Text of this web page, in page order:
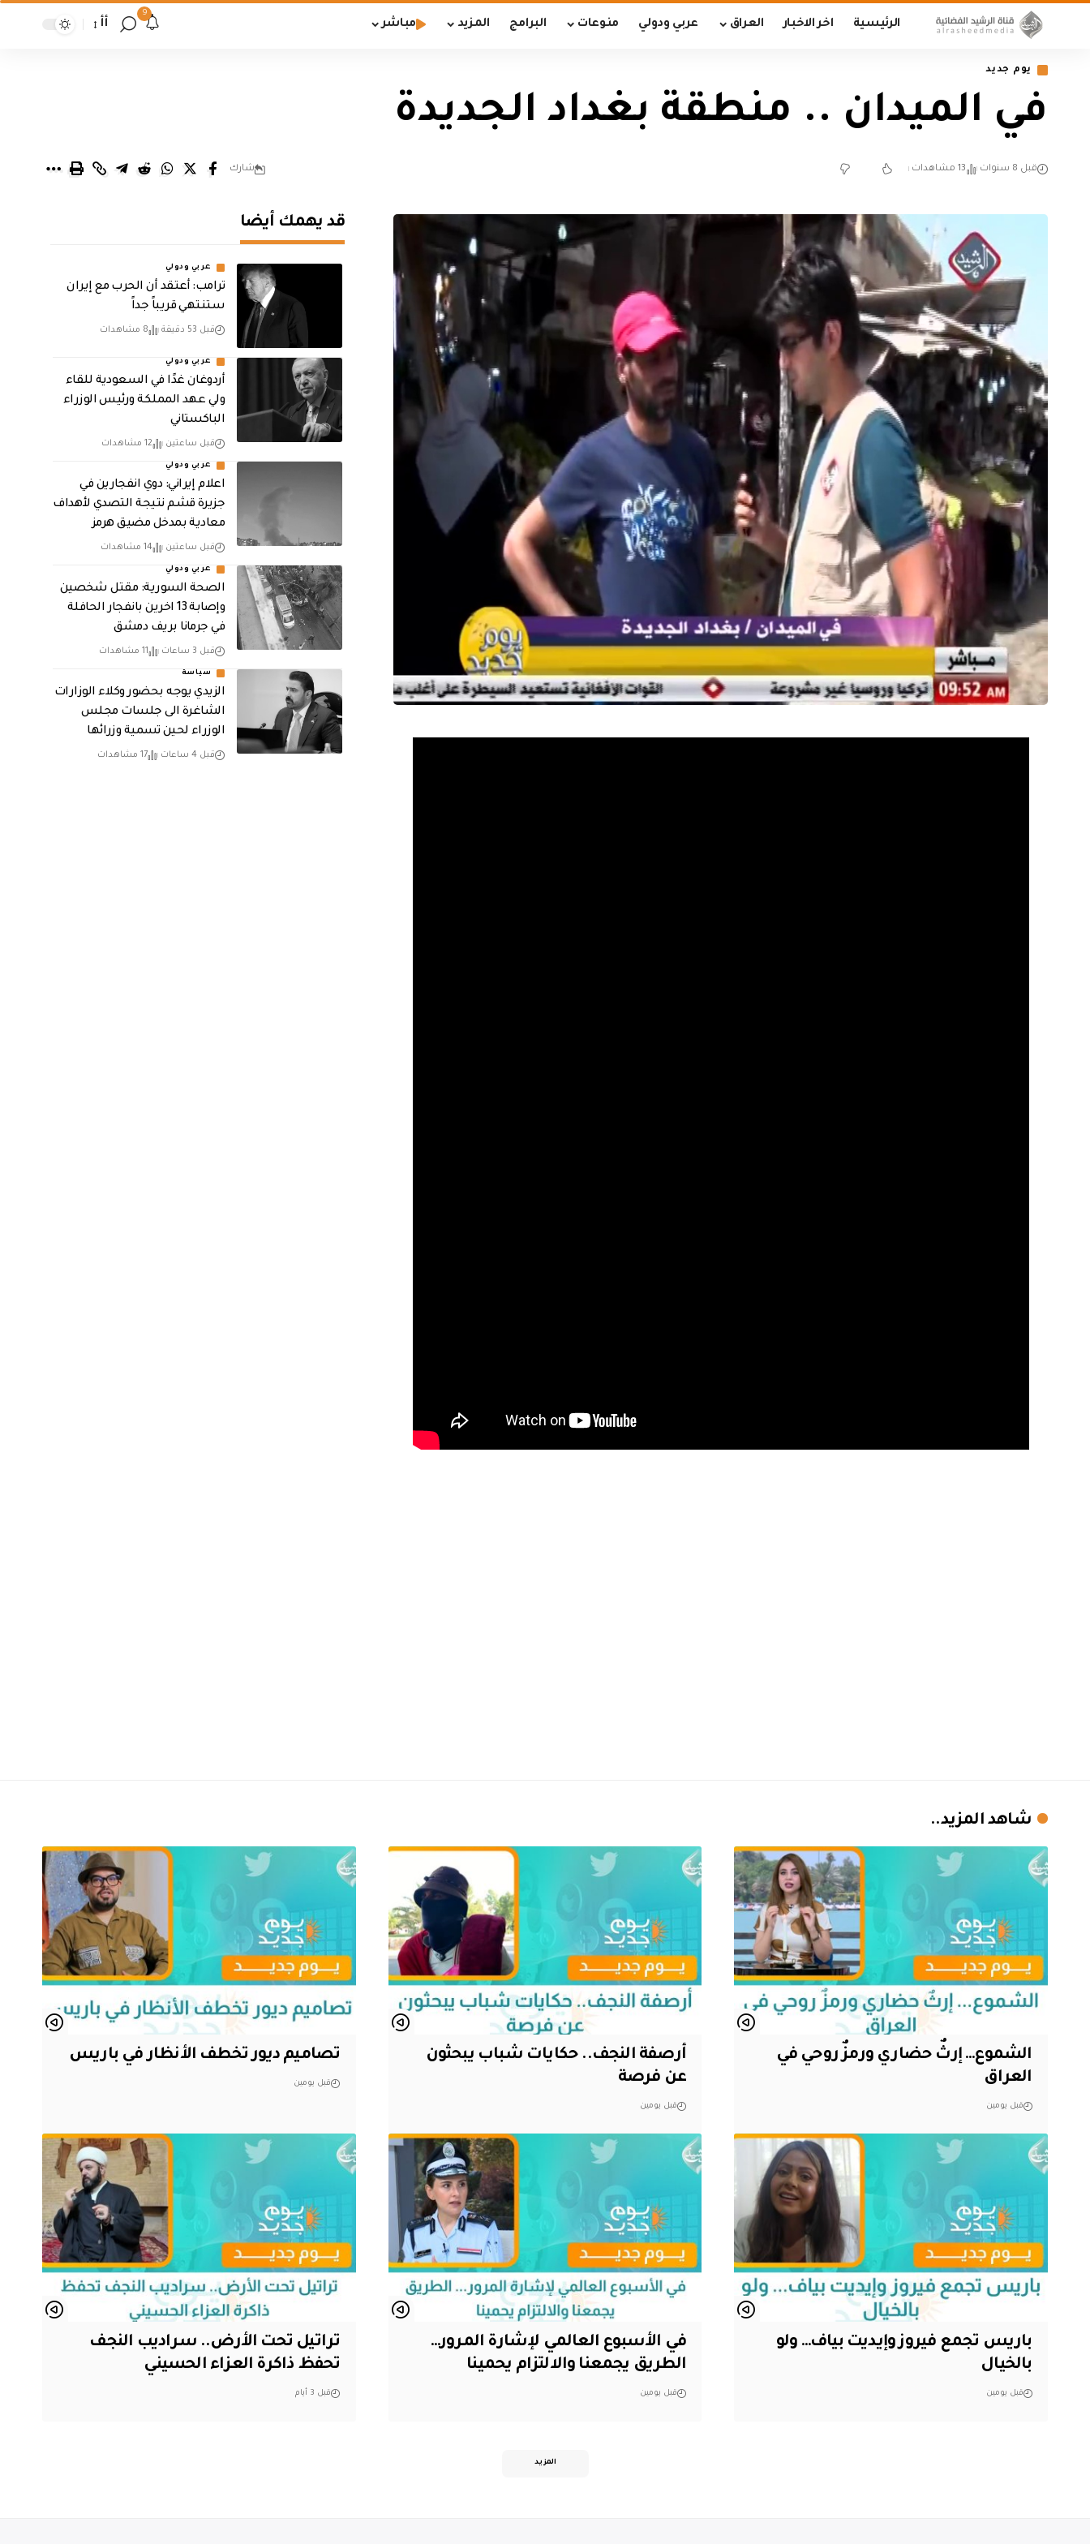
الرئيسية اخر الاخبار العراق عربي ودولي منوعات البرامج المزيد مباشر
9
أأ
يوم جديد
في الميدان .. منطقة بغداد الجديدة
قبل 8 سنوات 13 مشاهدات شارك
قد يهمك أيضا
عربي ودولي
‏ترامب: أعتقد أن الحرب مع إيران
ستنتهي قريباً جداً
قبل 53 دقيقة 8 مشاهدات
عربي ودولي
أردوغان غدًا في السعودية للقاء
ولي عهد المملكة ورئيس الوزراء
الباكستاني
قبل ساعتين 12 مشاهدات
عربي ودولي
اعلام إيراني: دوي انفجارين في
جزيرة قشم نتيجة التصدي لأهداف
معادية بمدخل مضيق هرمز
قبل ساعتين 14 مشاهدات
عربي ودولي
الصحة السورية: مقتل شخصين
وإصابة 13 اخرين بانفجار الحافلة
في جرمانا بريف دمشق
قبل 3 ساعات 11 مشاهدات
سياسة
الزيدي يوجه بحضور وكلاء الوزارات
الشاغرة الى جلسات مجلس
الوزراء لحين تسمية وزرائها
قبل 4 ساعات 17 مشاهدات
شاهد المزيد..
الشموع… إرثٌ حضاري ورمزٌ روحي في
العراق
قبل يومين
أرصفة النجف.. حكايات شباب يبحثون
عن فرصة
قبل يومين
تصاميم ديور تخطف الأنظار في باريس
قبل يومين
باريس تجمع فيروز وإيديت بياف… ولو
بالخيال
قبل يومين
في الأسبوع العالمي لإشارة المرور…
الطريق يجمعنا والالتزام يحمينا
قبل يومين
تراتيل تحت الأرض.. سراديب النجف
تحفظ ذاكرة العزاء الحسيني
قبل 3 أيام
المزيد